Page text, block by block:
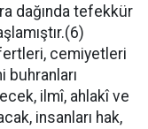
dağında tefekkür
cemiyetleri
ilmî, ahlakî ve
insanları hak,